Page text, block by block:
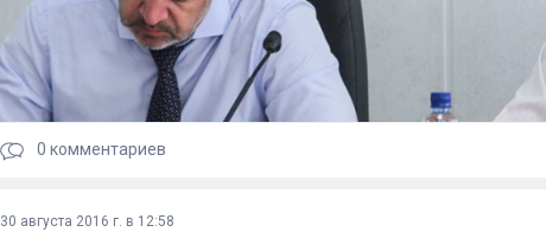
0 комментариев
30 августа 2016 г. в 12:58